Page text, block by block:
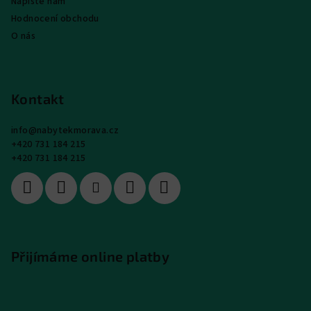
Hodnocení obchodu
O nás
Kontakt
info@nabytekmorava.cz
+420 731 184 215
+420 731 184 215
Přijímáme online platby